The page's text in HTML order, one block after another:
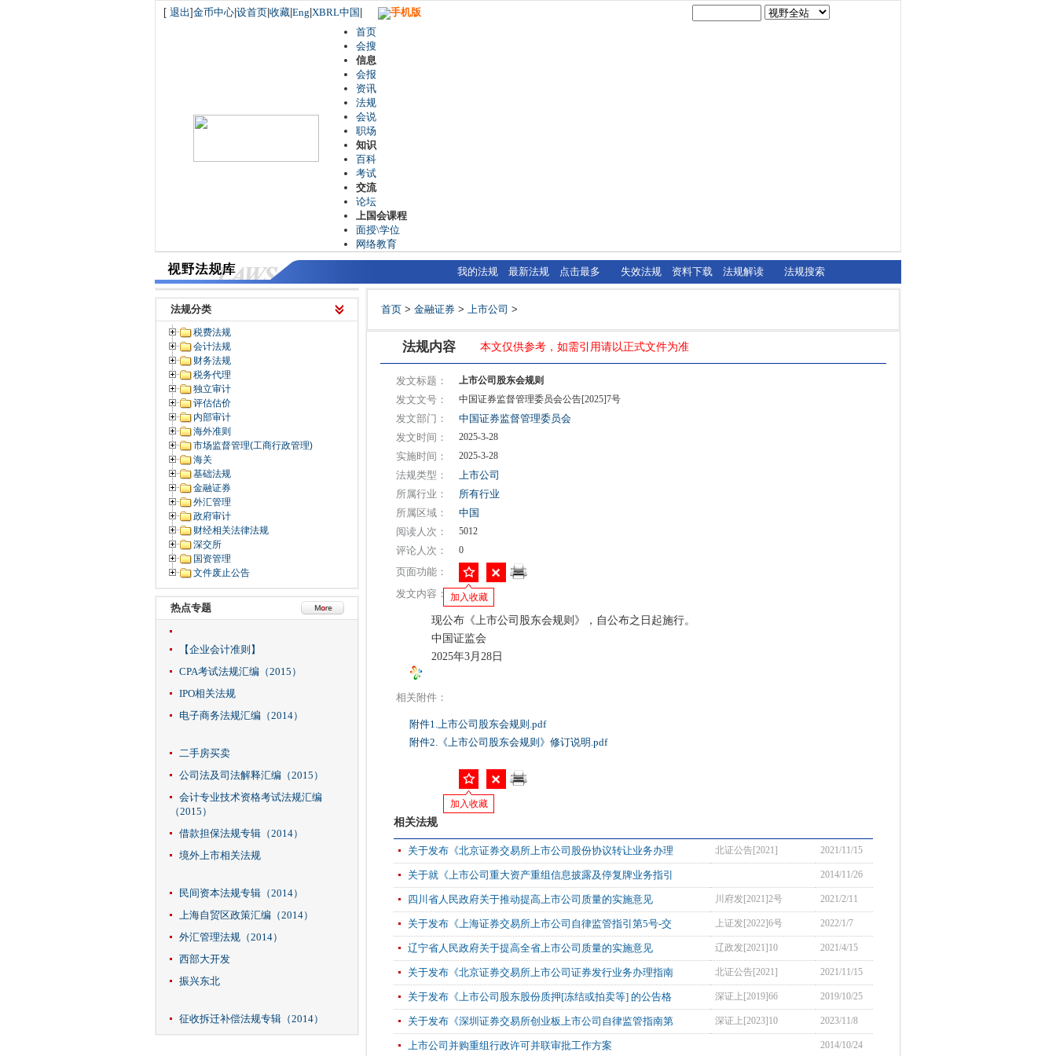
[ 退出]金币中心 设首页 收藏 Eng XBRL中国
手机版
首页
会搜
信息
会报
资讯
法规
会说
职场
知识
百科
考试
交流
论坛
上国会课程
面授\学位
网络教育
我的法规 最新法规 点击最多 失效法规 资料下载 法规解读 法规搜索
法规分类
税费法规
会计法规
财务法规
税务代理
独立审计
评估估价
内部审计
海外准则
市场监督管理(工商行政管理)
海关
基础法规
金融证券
外汇管理
政府审计
财经相关法律法规
深交所
国资管理
文件废止公告
热点专题
【企业会计准则】
CPA考试法规汇编（2015）
IPO相关法规
电子商务法规汇编（2014）
二手房买卖
公司法及司法解释汇编（2015）
会计专业技术资格考试法规汇编
（2015）
借款担保法规专辑（2014）
境外上市相关法规
民间资本法规专辑（2014）
上海自贸区政策汇编（2014）
外汇管理法规（2014）
西部大开发
振兴东北
征收拆迁补偿法规专辑（2014）
首页 > 金融证券 > 上市公司 >
法规内容 本文仅供参考，如需引用请以正式文件为准
发文标题： 上市公司股东会规则
发文文号： 中国证券监督管理委员会公告[2025]7号
发文部门：
中国证券监督管理委员会
发文时间：
2025-3-28
实施时间： 2025-3-28
法规类型：
上市公司
所属行业：
所有行业
所属区域：
中国
阅读人次：
5012
评论人次： 0
页面功能：
加入收藏
发文内容：
现公布《上市公司股东会规则》，自公布之日起施行。
中国证监会
2025年3月28日
相关附件：
附件1.上市公司股东会规则.pdf
附件2.《上市公司股东会规则》修订说明.pdf
加入收藏
相关法规
关于发布《北京证券交易所上市公司股份协议转让业务办理 北证公告[2021] 2021/11/15
关于就《上市公司重大资产重组信息披露及停复牌业务指引 2014/11/26
四川省人民政府关于推动提高上市公司质量的实施意见 川府发[2021]2号 2021/2/11
关于发布《上海证券交易所上市公司自律监管指引第5号-交 上证发[2022]6号 2022/1/7
辽宁省人民政府关于提高全省上市公司质量的实施意见 辽政发[2021]10 2021/4/15
关于发布《北京证券交易所上市公司证券发行业务办理指南 北证公告[2021] 2021/11/15
关于发布《上市公司股东股份质押[冻结或拍卖等] 的公告格 深证上[2019]66 2019/10/25
关于发布《深圳证券交易所创业板上市公司自律监管指南第 深证上[2023]10 2023/11/8
上市公司并购重组行政许可并联审批工作方案 2014/10/24